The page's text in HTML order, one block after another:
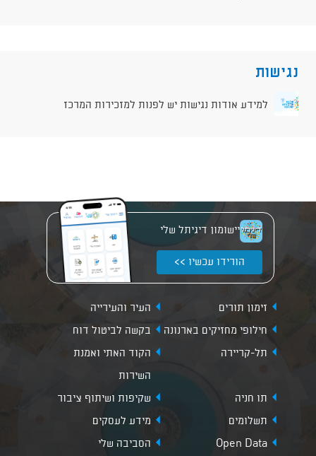
נגישות
למידע אודות נגישות יש לפנות למזכירות המרכז
יישומון דיגיתל שלי
הורידו עכשיו >>
זימון תורים
העיר והעירייה
חילופי מחזיקים בארנונה
בקשה לביטול דוח
תל-קריירה
הקוד האתי ואמנת
השירות
תו חניה
שקיפות ושיתוף ציבור
תשלומים
מידע לעסקים
Open Data
הסביבה שלי